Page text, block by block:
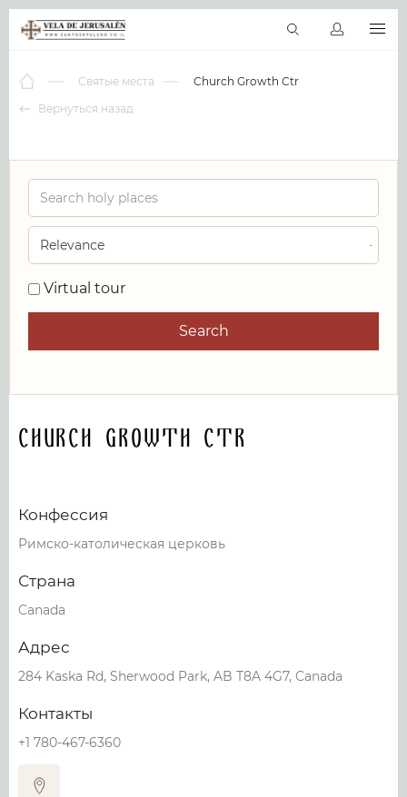
Виртуальные туры
RU
Вернуться назад
Святые места Church Growth Ctr
Virtual tour
Search
Church Growth Ctr
Конфессия
Римско-католическая церковь
Страна
Canada
Адрес
284 Kaska Rd, Sherwood Park, AB T8A 4G7, Canada
Контакты
+1 780-467-6360